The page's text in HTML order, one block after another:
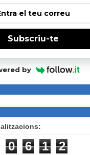
Subscriu-te
by
0 6 1 2